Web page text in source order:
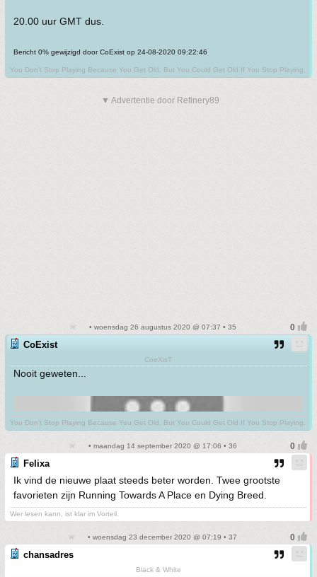
20.00 uur GMT dus.
Bericht 0% gewijzigd door CoExist op 24-08-2020 09:22:46
You Don't Stop Playing Because You Get Old. But You Could Get Old If You Stop Playing.
▼ Advertentie door Refinery89
• woensdag 26 augustus 2020 @ 07:37 • 35
CoExist
CoeXisT
Nooit geweten...
You Don't Stop Playing Because You Get Old. But You Could Get Old If You Stop Playing.
• maandag 14 september 2020 @ 17:06 • 36
Felixa
Ik vind de nieuwe plaat steeds beter worden. Twee grootste
favorieten zijn Running Towards A Place en Dying Breed.
Wer lesen kann, ist klar im Vorteil.
• woensdag 23 december 2020 @ 07:19 • 37
chansadres
Black & White